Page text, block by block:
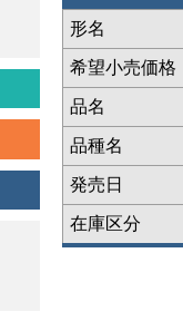
形名
希望小売価格
品名
品種名
発売日
在庫区分